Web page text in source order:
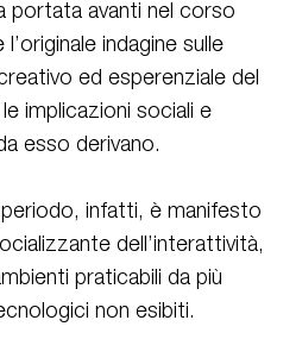
portata avanti nel corso
indagine sulle
ed esperenziale del
implicazioni sociali e
esso derivano.
infatti, è manifesto
dell’interattività,
praticabili da più
non esibiti.